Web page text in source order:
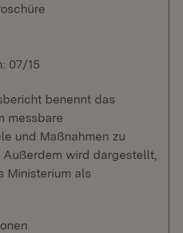
07/15
benennt das
messbare
und Maßnahmen zu
Außerdem wird dargestellt,
Ministerium als